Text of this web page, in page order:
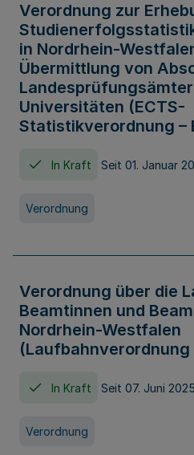
Verordnung zur
in Nordrhein-
Übermittlung von
Universitäten (ECTS-
Statistikverordnung –
In Kraft Seit 01. Januar
Verordnung
Verordnung über die
Beamtinnen und
Nordrhein-Westfalen
(Laufbahnverordnung
In Kraft Seit 07. Juni 2025
Verordnung